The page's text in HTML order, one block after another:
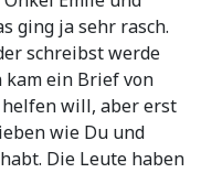
ging ja sehr rasch.
schreibst werde
kam ein Brief von
helfen will, aber erst
wie Du und
Die Leute haben